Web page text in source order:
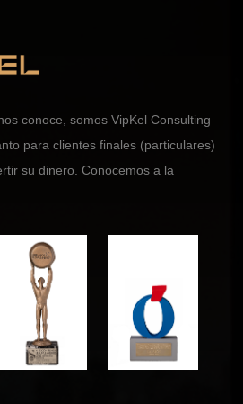
conoce, somos VipKel Consulting
para clientes finales (particulares)
su dinero. Conocemos a la